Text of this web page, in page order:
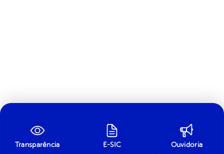
Transparência E-SIC Ouvidoria